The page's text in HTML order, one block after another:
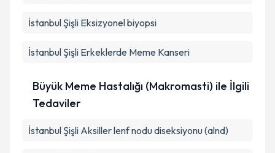
İstanbul Şişli Eksizyonel biyopsi
İstanbul Şişli Erkeklerde Meme Kanseri
Büyük Meme Hastalığı (Makromasti) ile İlgili
Tedaviler
İstanbul Şişli Aksiller lenf nodu diseksiyonu (alnd)